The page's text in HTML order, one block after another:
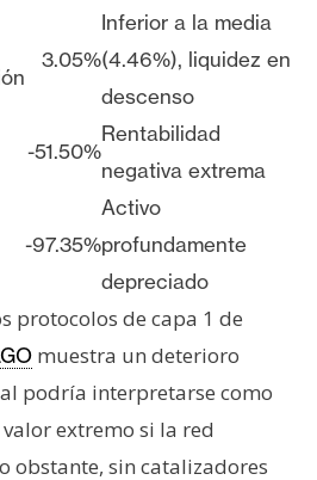
3.05%
Inferior a la media
(4.46%), liquidez en
descenso
-51.50%
Rentabilidad
negativa extrema
-97.35%
Activo
profundamente
depreciado
protocolos de capa 1 de
muestra un deterioro
podría interpretarse como
extremo si la red
obstante, sin catalizadores